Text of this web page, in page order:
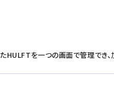
HULFTを一つの画面で管理でき